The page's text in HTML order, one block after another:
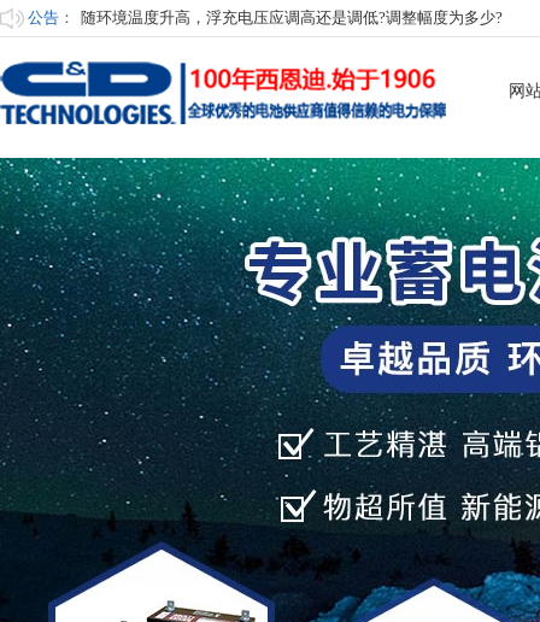
公告： 随环境温度升高，浮充电压应调高还是调低?调整幅度为多少?
蓄电池启动瞬间输出大电流测试
何为胶体铅酸电池?
为了保证电池长寿命，电池室应具备哪些条件?
网